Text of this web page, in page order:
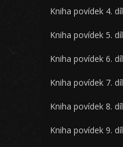
Kniha povídek 4. díl
Kniha povídek 5. díl
Kniha povídek 6. díl
Kniha povídek 7. díl
Kniha povídek 8. díl
Kniha povídek 9. díl